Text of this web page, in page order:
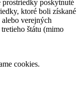
prostriedky poskytnuté
ktoré boli získané
verejných
štátu (mimo
cookies.